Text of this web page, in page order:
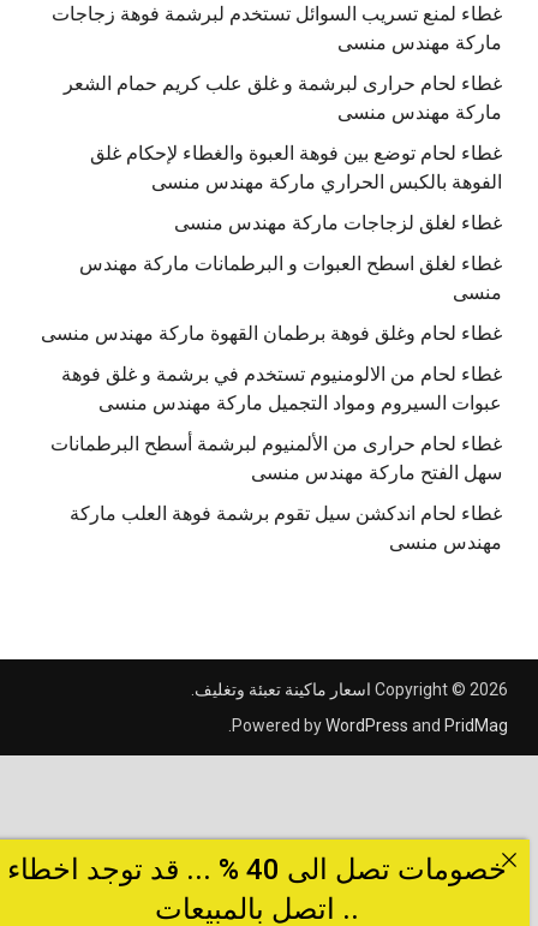
غطاء لمنع تسريب السوائل تستخدم لبرشمة فوهة زجاجات
ماركة مهندس منسى
غطاء لحام حرارى لبرشمة و غلق علب كريم حمام الشعر
ماركة مهندس منسى
غطاء لحام توضع بين فوهة العبوة والغطاء لإحكام غلق
الفوهة بالكبس الحراري ماركة مهندس منسى
غطاء لغلق لزجاجات ماركة مهندس منسى
غطاء لغلق اسطح العبوات و البرطمانات ماركة مهندس
منسى
غطاء لحام وغلق فوهة برطمان القهوة ماركة مهندس منسى
غطاء لحام من الالومنيوم تستخدم في برشمة و غلق فوهة
عبوات السيروم ومواد التجميل ماركة مهندس منسى
غطاء لحام حرارى من الألمنيوم لبرشمة أسطح البرطمانات
سهل الفتح ماركة مهندس منسى
غطاء لحام اندكشن سيل تقوم برشمة فوهة العلب ماركة
مهندس منسى
Copyright © 2026اسعار ماكينة تعبئة وتغليف
Powered byWordPressandPridMag
.
خصومات تصل الى 40 % ... قد توجد اخطاء
.. اتصل بالمبيعات